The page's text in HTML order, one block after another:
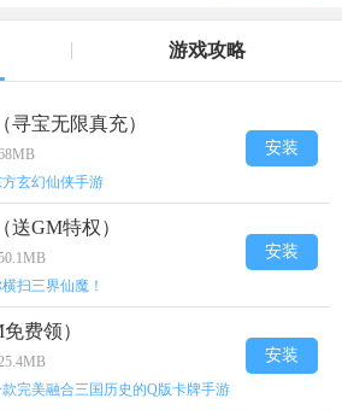
游戏攻略
寻宝无限真充）
玄幻仙侠手游
安装
送GM特权）
扫三界仙魔！
安装
费领）
款完美融合三国历史的Q版卡牌手游
安装